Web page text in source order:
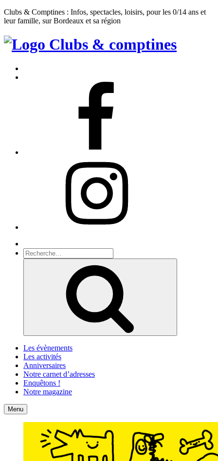
Clubs & Comptines : Infos, spectacles, loisirs, pour les 0/14 ans et
leur famille, sur Bordeaux et sa région
Clubs
Comptines
Recherche
pour
Les évènements
Les activités
Anniversaires
Notre carnet d’adresses
Enquêtons !
Notre magazine
Accueil
Menu Contact